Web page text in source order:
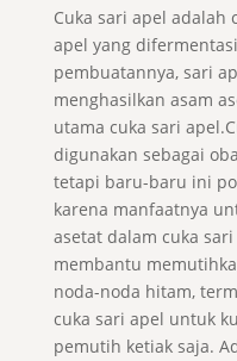
Cuka sari apel adalah
apel yang
pembuatannya, sari
menghasilkan asam
utama cuka sari
digunakan sebagai
tetapi baru-baru ini
karena manfaatnya
asetat dalam cuka
membantu
noda-noda hitam,
cuka sari apel untuk
pemutih ketiak saja.